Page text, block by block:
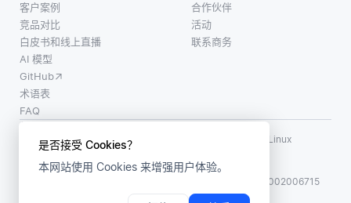
是否接受 Cookies？
本网站使用 Cookies 来增强用户体验。
客户案例
竞品对比
白皮书和线上直播
AI 模型
GitHub
术语表
FAQ
合作伙伴
活动
联系商务
使用条款
LF AI、LF AI & Data、Milvus，以及相关的开源项目名称为 Linux
Foundation 所有商标
版权所有 ©2026 上海赜睿信息科技有限公司保留所有权利
沪公网安备31011002006715